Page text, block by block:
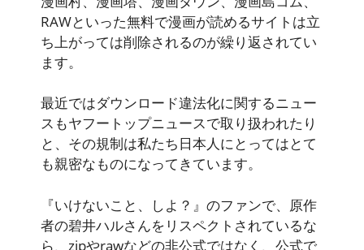
RAWといった無料で漫画が読めるサイトは立
ち上がっては削除されるのが繰り返されてい
ます。
最近ではダウンロード違法化に関するニュー
スもヤフートップニュースで取り扱われたり
と、その規制は私たち日本人にとってはとて
も親密なものになってきています。
『いけないこと、しよ？』のファンで、原作
者の碧井ハルさんをリスペクトされているな
ら、zipやrawなどの非公式ではなく、公式で